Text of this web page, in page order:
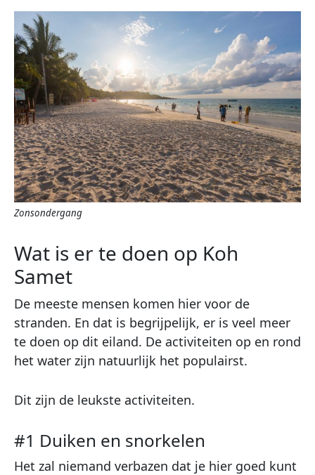
Zonsondergang
Wat is er te doen op Koh
Samet
De meeste mensen komen hier voor de
stranden. En dat is begrijpelijk, er is veel meer
te doen op dit eiland. De activiteiten op en rond
het water zijn natuurlijk het populairst.
Dit zijn de leukste activiteiten.
#1 Duiken en snorkelen
Het zal niemand verbazen dat je hier goed kunt